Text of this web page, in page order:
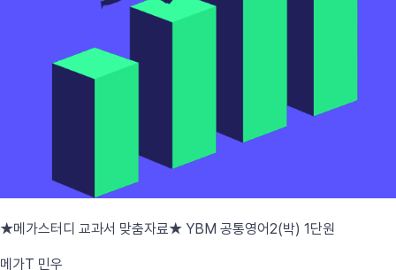
★메가스터디 교과서 맞춤자료★ YBM 공통영어2(박) 1단원
메가T 민우